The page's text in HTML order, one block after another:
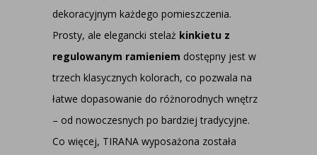
dekoracyjnym każdego pomieszczenia.
Prosty, ale elegancki stelaż kinkietu z
regulowanym ramieniem dostępny jest w
trzech klasycznych kolorach, co pozwala na
łatwe dopasowanie do różnorodnych wnętrz
– od nowoczesnych po bardziej tradycyjne.
Co więcej, TIRANA wyposażona została